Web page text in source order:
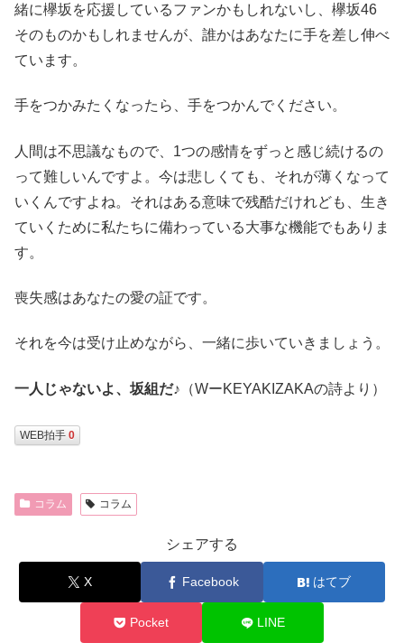
緒に欅坂を応援しているファンかもしれないし、欅坂46
そのものかもしれませんが、誰かはあなたに手を差し伸べ
ています。
手をつかみたくなったら、手をつかんでください。
人間は不思議なもので、1つの感情をずっと感じ続けるの
って難しいんですよ。今は悲しくても、それが薄くなって
いくんですよね。それはある意味で残酷だけれども、生き
ていくために私たちに備わっている大事な機能でもありま
す。
喪失感はあなたの愛の証です。
それを今は受け止めながら、一緒に歩いていきましょう。
一人じゃないよ、坂組だ♪（WーKEYAKIZAKAの詩より）
WEB拍手 0
コラム コラム
シェアする
X Facebook はてブ
Pocket LINE